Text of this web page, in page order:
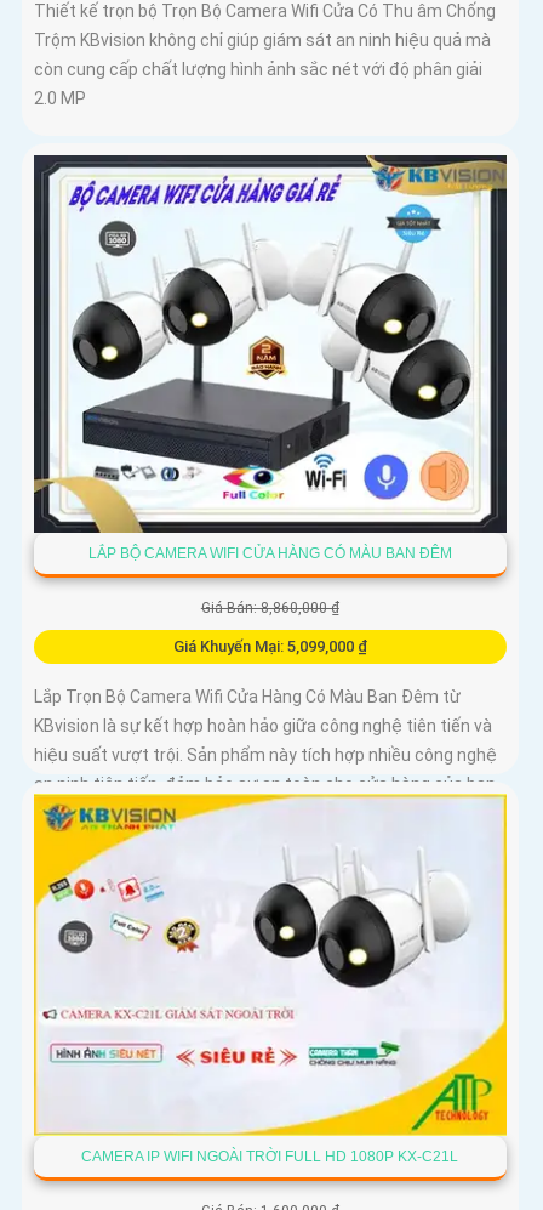
Thiết kế trọn bộ Trọn Bộ Camera Wifi Cửa Có Thu âm Chống
Trộm KBvision không chỉ giúp giám sát an ninh hiệu quả mà
còn cung cấp chất lượng hình ảnh sắc nét với độ phân giải
2.0 MP
LẮP BỘ CAMERA WIFI CỬA HÀNG CÓ MÀU BAN ĐÊM
Giá Bán: 8,860,000 ₫
Giá Khuyến Mại: 5,099,000 ₫
Lắp Trọn Bộ Camera Wifi Cửa Hàng Có Màu Ban Đêm từ
KBvision là sự kết hợp hoàn hảo giữa công nghệ tiên tiến và
hiệu suất vượt trội. Sản phẩm này tích hợp nhiều công nghệ
an ninh tiên tiến, đảm bảo sự an toàn cho cửa hàng của bạn
CAMERA IP WIFI NGOÀI TRỜI FULL HD 1080P KX-C21L